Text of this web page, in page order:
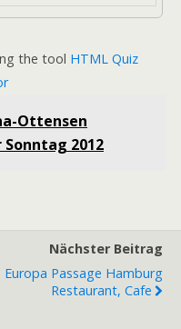
the tool HTML Quiz
Ottensen
2012
Nächster Beitrag
Europa Passage Hamburg
Restaurant, Cafe